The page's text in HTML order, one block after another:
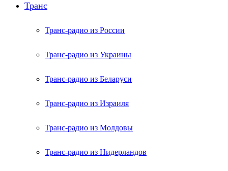
Транс
Транс-радио из России
Транс-радио из Украины
Транс-радио из Беларуси
Транс-радио из Израиля
Транс-радио из Молдовы
Транс-радио из Нидерландов